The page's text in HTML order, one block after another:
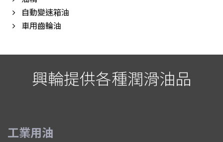
自動變速箱油
車用齒輪油
興輪提供各種潤滑油品
工業用油